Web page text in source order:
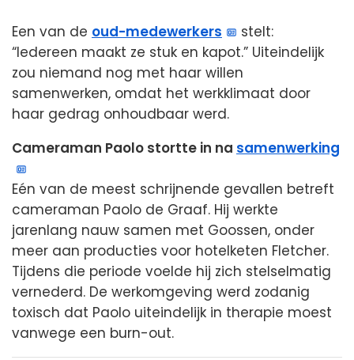
Een van de oud-medewerkers
stelt:
“Iedereen maakt ze stuk en kapot.” Uiteindelijk
zou niemand nog met haar willen
samenwerken, omdat het werkklimaat door
haar gedrag onhoudbaar werd.
Cameraman Paolo stortte in na samenwerking
Eén van de meest schrijnende gevallen betreft
cameraman Paolo de Graaf. Hij werkte
jarenlang nauw samen met Goossen, onder
meer aan producties voor hotelketen Fletcher.
Tijdens die periode voelde hij zich stelselmatig
vernederd. De werkomgeving werd zodanig
toxisch dat Paolo uiteindelijk in therapie moest
vanwege een burn-out.